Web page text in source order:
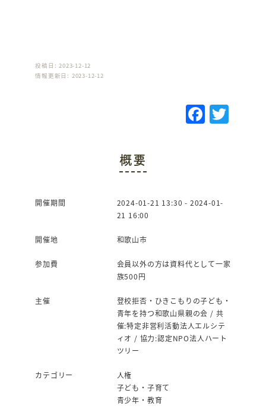
投稿日: 2023-12-12
情報更新日: 2023-12-12
F
a
o
T
概要
開催期間
2024-01-21 13:30 - 2024-01-
21 16:00
開催地 和歌山市
参加費
会員以外の方は資料代として一家
族500円
主催
登校拒否・ひきこもりの子ども・
青年を持つ和歌山県親の会 / 共
催:特定非営利活動法人エルシテ
ィオ / 協力:認定NPO法人ハート
ツリー
カテゴリー
人権
子ども・子育て
青少年・教育